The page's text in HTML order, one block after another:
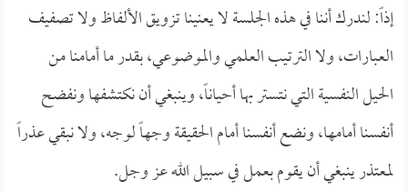
إذاً: لندرك أننا في هذه الجلسة لا يعنينا تزويق الألفاظ ولا تصفيف
العبارات، ولا الترتيب العلمي والموضوعي، بقدر ما أمامنا من
الحيل النفسية التي نتستر بها أحياناً، وينبغي أن نكتشفها ونفضح
أنفسنا أمامها، ونضع أنفسنا أمام الحقيقة وجهاً لوجه، ولا نبقي عذراً
لمعتذر ينبغي أن يقوم بعمل في سبيل الله عز وجل.